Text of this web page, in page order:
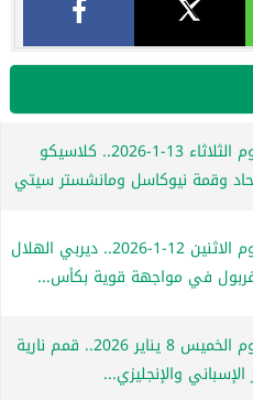
مباريات اليوم الثلاثاء 13-1-2026.. كلاسيكو
وقمة نيوكاسل ومانشستر سيتي
مباريات اليوم الاثنين 12-1-2026.. ديربي الهلال
في مواجهة قوية بكأس...
مباريات اليوم الخميس 8 يناير 2026.. قمم نارية
والإنجليزي...